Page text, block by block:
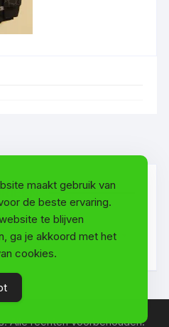
Alle rechten voorbehouden.
maakt gebruik van
de beste ervaring.
te blijven
ga je akkoord met het
cookies.